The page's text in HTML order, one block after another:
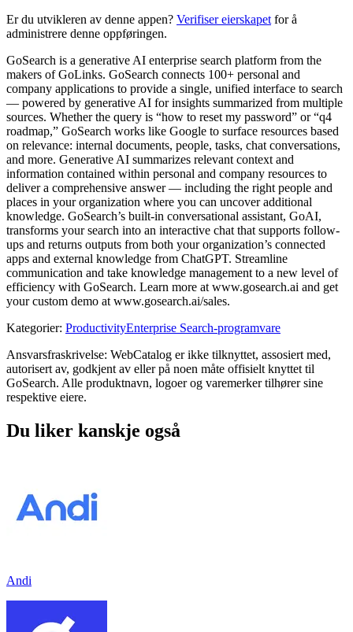
Er du utvikleren av denne appen? Verifiser eierskapet for å
administrere denne oppføringen.
GoSearch is a generative AI enterprise search platform from the
makers of GoLinks. GoSearch connects 100+ personal and
company applications to provide a single, unified interface to search
— powered by generative AI for insights summarized from multiple
sources. Whether the query is “how to reset my password” or “q4
roadmap,” GoSearch works like Google to surface resources based
on relevance: internal documents, people, tasks, chat conversations,
and more. Generative AI summarizes relevant context and
information contained within personal and company resources to
deliver a comprehensive answer — including the right people and
places in your organization where you can uncover additional
knowledge. GoSearch’s built-in conversational assistant, GoAI,
transforms your search into an interactive chat that supports follow-
ups and returns outputs from both your organization’s connected
apps and external knowledge from ChatGPT. Streamline
communication and take knowledge management to a new level of
efficiency with GoSearch. Learn more at www.gosearch.ai and get
your custom demo at www.gosearch.ai/sales.
Kategorier: ProductivityEnterprise Search-programvare
Ansvarsfraskrivelse: WebCatalog er ikke tilknyttet, assosiert med,
autorisert av, godkjent av eller på noen måte offisielt knyttet til
GoSearch. Alle produktnavn, logoer og varemerker tilhører sine
respektive eiere.
Du liker kanskje også
Andi